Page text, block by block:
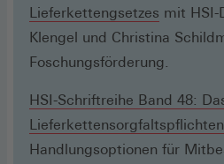
Lieferkettengsetzes mit HSI-
Klengel und Christina
Foschungsförderung.
HSI-Schriftreihe Band 48:
Handlungsoptionen für